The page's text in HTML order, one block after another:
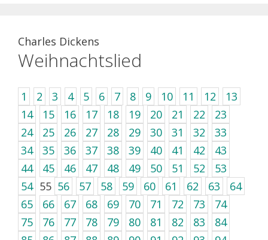
Charles Dickens
Weihnachtslied
1 2 3 4 5 6 7 8 9 10 11 12
13
14
15 16 17 18 19 20 21 22
23
24
25 26 27 28 29 30 31 32
33
34
35 36 37 38 39 40 41 42
43
44
45 46 47 48 49 50 51 52
53
54 55 56 57 58 59 60 61 62 63
64
65
66 67 68 69 70 71 72 73
74
75
76 77 78 79 80 81 82 83
84